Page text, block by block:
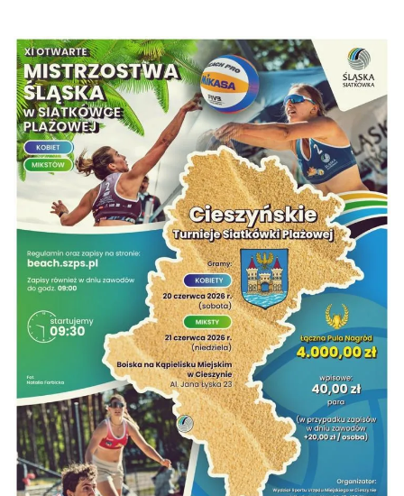
Cieszyn
2026-08-09
0.88 km
Cieszyn
2026-08-16
0.88 km
Cieszyn
2026-08-23
0.88 km